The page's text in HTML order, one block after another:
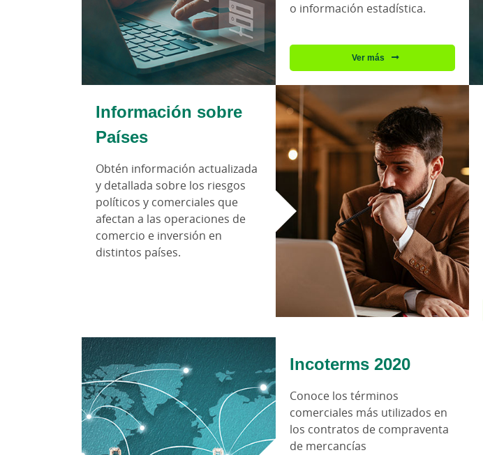
o información estadística.
Ver más
Información sobre
Países
Obtén información actualizada
y detallada sobre los riesgos
políticos y comerciales que
afectan a las operaciones de
comercio e inversión en
distintos países.
Incoterms 2020
Conoce los términos
comerciales más utilizados en
los contratos de compraventa
de mercancías